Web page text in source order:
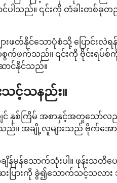
င်ပါသည်။ ၎င်းကို တံခါးတ
နိုင်သောပုံစံသို့ ပြောင်းလဲရ
က်စွက်ဖက်သည်။ ၎င်းကို ဗိုင်း
ာင်နိုင်သည်။
သင့်သနည်း။
စ်ကြိမ် အစာနှင့်အတူသော်လည်
အချို့လူများသည် ဗိုက်အေ
ောက်သုံးပါ။ ဖုန်းသတိပေး
ဆေးပြားကို ခွဲ၍သောက်သ